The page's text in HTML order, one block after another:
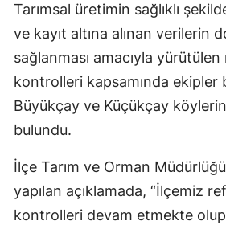
Tarımsal üretimin sağlıklı
ve kayıt altına alınan verilerin
sağlanması amacıyla
kontrolleri kapsamında ekipler
Büyükçay ve Küçükçay
bulundu.
İlçe Tarım ve Orman
yapılan açıklamada, “İlçemiz
kontrolleri devam etmekte